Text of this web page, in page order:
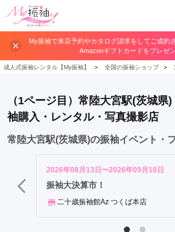
My振袖で来店予約やカタログ請求をしてご成約
Amazonギフトカードをプレゼン
成人式振袖レンタル【My振袖】 ＞ 全国の振袖ショップ ＞
（1ページ目）常陸大宮駅(茨城県
袖購入・レンタル・写真撮影店
常陸大宮駅(茨城県)の振袖イベント・
2026年08月13日〜2026年09月18日
振袖大決算市！
二十歳振袖館Az つくば本店